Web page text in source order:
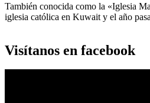
También conocida como la «Iglesia
iglesia católica en Kuwait y el año
Visítanos en facebook